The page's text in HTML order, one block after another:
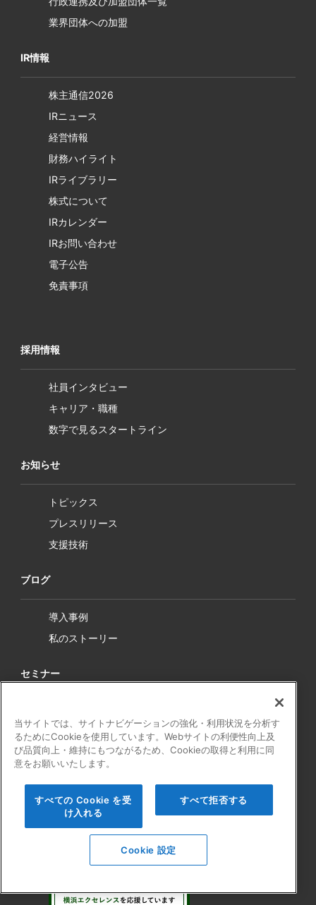
業界団体への加盟
IR情報
株主通信2026
IRニュース
経営情報
財務ハイライト
IRライブラリー
株式について
IRカレンダー
IRお問い合わせ
電子公告
免責事項
採用情報
社員インタビュー
キャリア・職種
数字で見るスタートライン
お知らせ
トピックス
プレスリリース
支援技術
ブログ
導入事例
私のストーリー
セミナー
オンデマンド
お問い合わせ
当サイトでは、サイトナビゲーションの強化・利用状況を分析す
るためにCookieを使用しています。Webサイトの利便性向上及
び品質向上・維持にもつながるため、Cookieの取得と利用に同
意をお願いいたします。
すべての Cookie を受
け入れる
すべて拒否する
Cookie 設定